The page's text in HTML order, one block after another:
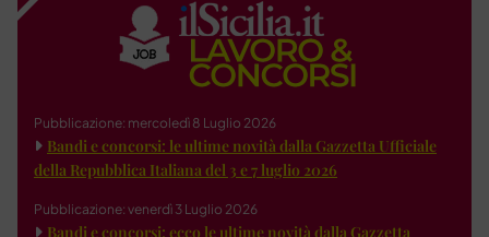
Pubblicazione: mercoledì 8 Luglio 2026
Bandi e concorsi: le ultime novità dalla Gazzetta Ufficiale
della Repubblica Italiana del 3 e 7 luglio 2026
Pubblicazione: venerdì 3 Luglio 2026
Bandi e concorsi: ecco le ultime novità dalla Gazzetta